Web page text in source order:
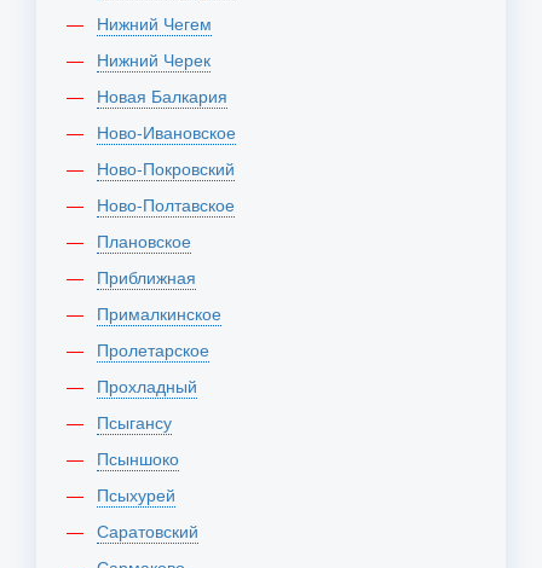
Нижний Чегем
Нижний Черек
Новая Балкария
Ново-Ивановское
Ново-Покровский
Ново-Полтавское
Плановское
Приближная
Прималкинское
Пролетарское
Прохладный
Псыгансу
Псыншоко
Псыхурей
Саратовский